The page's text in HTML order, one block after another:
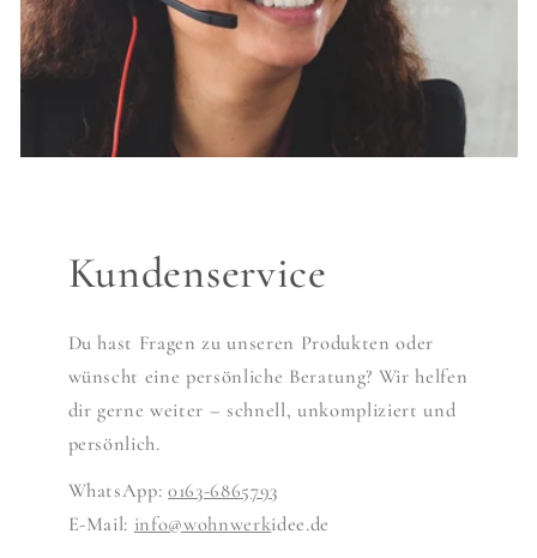
Kundenservice
Du hast Fragen zu unseren Produkten oder
wünscht eine persönliche Beratung? Wir helfen
dir gerne weiter – schnell, unkompliziert und
persönlich.
WhatsApp:0163-6865793
E-Mail: info@wohnwerkidee.de